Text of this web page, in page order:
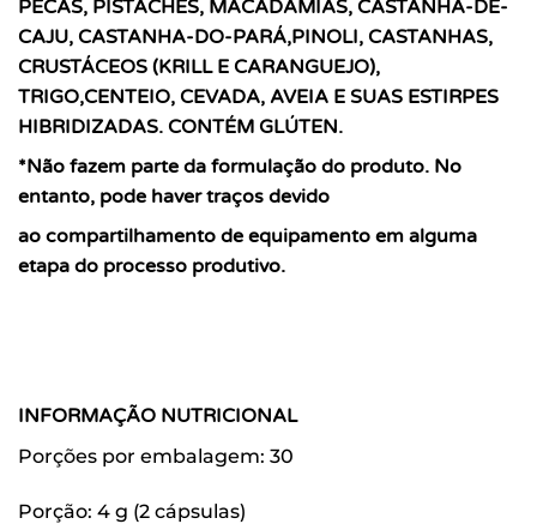
PECÃS, PISTACHES, MACADÂMIAS, CASTANHA-DE-
CAJU, CASTANHA-DO-PARÁ,PINOLI, CASTANHAS,
CRUSTÁCEOS (KRILL E CARANGUEJO),
TRIGO,CENTEIO, CEVADA, AVEIA E SUAS ESTIRPES
HIBRIDIZADAS. CONTÉM GLÚTEN.
*Não fazem parte da formulação do produto. No
entanto, pode haver traços devido
ao compartilhamento de equipamento em alguma
etapa do processo produtivo.
INFORMAÇÃO NUTRICIONAL
Porções por embalagem: 30
Porção: 4 g (2 cápsulas)